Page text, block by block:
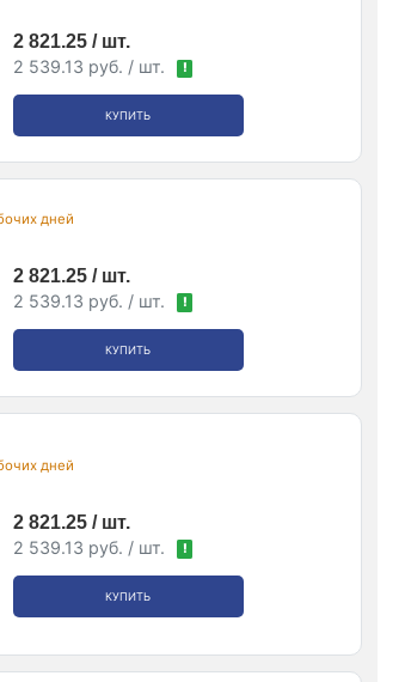
2 821.25 / шт.
2 539.13 руб. / шт. !
КУПИТЬ
дней
2 821.25 / шт.
2 539.13 руб. / шт. !
КУПИТЬ
дней
2 821.25 / шт.
2 539.13 руб. / шт. !
КУПИТЬ